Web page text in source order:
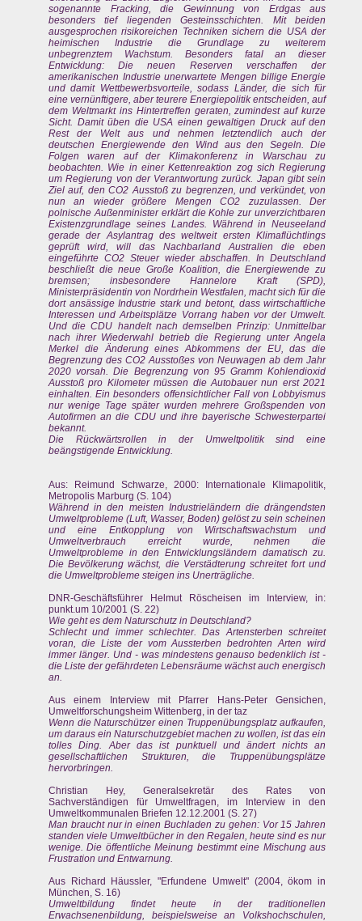
sogenannte Fracking, die Gewinnung von Erdgas aus
besonders tief liegenden Gesteinsschichten. Mit beiden
ausgesprochen risikoreichen Techniken sichern die USA der
heimischen Industrie die Grundlage zu weiterem
unbegrenztem Wachstum. Besonders fatal an dieser
Entwicklung: Die neuen Reserven verschaffen der
amerikanischen Industrie unerwartete Mengen billige Energie
und damit Wettbewerbsvorteile, sodass Länder, die sich für
eine vernünftigere, aber teurere Energiepolitik entscheiden, auf
dem Weltmarkt ins Hintertreffen geraten, zumindest auf kurze
Sicht. Damit üben die USA einen gewaltigen Druck auf den
Rest der Welt aus und nehmen letztendlich auch der
deutschen Energiewende den Wind aus den Segeln. Die
Folgen waren auf der Klimakonferenz in Warschau zu
beobachten. Wie in einer Kettenreaktion zog sich Regierung
um Regierung von der Verantwortung zurück. Japan gibt sein
Ziel auf, den CO2 Ausstoß zu begrenzen, und verkündet, von
nun an wieder größere Mengen CO2 zuzulassen. Der
polnische Außenminister erklärt die Kohle zur unverzichtbaren
Existenzgrundlage seines Landes. Während in Neuseeland
gerade der Asylantrag des weltweit ersten Klimaflüchtlings
geprüft wird, will das Nachbarland Australien die eben
eingeführte CO2 Steuer wieder abschaffen. In Deutschland
beschließt die neue Große Koalition, die Energiewende zu
bremsen; insbesondere Hannelore Kraft (SPD),
Ministerpräsidentin von Nordrhein Westfalen, macht sich für die
dort ansässige Industrie stark und betont, dass wirtschaftliche
Interessen und Arbeitsplätze Vorrang haben vor der Umwelt.
Und die CDU handelt nach demselben Prinzip: Unmittelbar
nach ihrer Wiederwahl betrieb die Regierung unter Angela
Merkel die Änderung eines Abkommens der EU, das die
Begrenzung des CO2 Ausstoßes von Neuwagen ab dem Jahr
2020 vorsah. Die Begrenzung von 95 Gramm Kohlendioxid
Ausstoß pro Kilometer müssen die Autobauer nun erst 2021
einhalten. Ein besonders offensichtlicher Fall von Lobbyismus
nur wenige Tage später wurden mehrere Großspenden von
Autofirmen an die CDU und ihre bayerische Schwesterpartei
bekannt.
Die Rückwärtsrollen in der Umweltpolitik sind eine
beängstigende Entwicklung.
Aus: Reimund Schwarze, 2000: Internationale Klimapolitik,
Metropolis Marburg (S. 104)
Während in den meisten Industrieländern die drängendsten
Umweltprobleme (Luft, Wasser, Boden) gelöst zu sein scheinen
und eine Entkopplung von Wirtschaftswachstum und
Umweltverbrauch erreicht wurde, nehmen die
Umweltprobleme in den Entwicklungsländern damatisch zu.
Die Bevölkerung wächst, die Verstädterung schreitet fort und
die Umweltprobleme steigen ins Unerträgliche.
DNR-Geschäftsführer Helmut Röscheisen im Interview, in:
punkt.um 10/2001 (S. 22)
Wie geht es dem Naturschutz in Deutschland?
Schlecht und immer schlechter. Das Artensterben schreitet
voran, die Liste der vom Aussterben bedrohten Arten wird
immer länger. Und - was mindestens genauso bedenklich ist -
die Liste der gefährdeten Lebensräume wächst auch energisch
an.
Aus einem Interview mit Pfarrer Hans-Peter Gensichen,
Umweltforschungsheim Wittenberg, in der taz
Wenn die Naturschützer einen Truppenübungsplatz aufkaufen,
um daraus ein Naturschutzgebiet machen zu wollen, ist das ein
tolles Ding. Aber das ist punktuell und ändert nichts an
gesellschaftlichen Strukturen, die Truppenübungsplätze
hervorbringen.
Christian Hey, Generalsekretär des Rates von
Sachverständigen für Umweltfragen, im Interview in den
Umweltkommunalen Briefen 12.12.2001 (S. 27)
Man braucht nur in einen Buchladen zu gehen: Vor 15 Jahren
standen viele Umweltbücher in den Regalen, heute sind es nur
wenige. Die öffentliche Meinung bestimmt eine Mischung aus
Frustration und Entwarnung.
Aus Richard Häussler, "Erfundene Umwelt" (2004, ökom in
München, S. 16)
Umweltbildung findet heute in der traditionellen
Erwachsenenbildung, beispielsweise an Volkshochschulen,